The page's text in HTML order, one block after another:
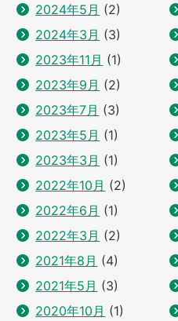
2024年5月 (2)
2024年3月 (3)
2023年11月 (1)
2023年9月 (2)
2023年7月 (3)
2023年5月 (1)
2023年3月 (1)
2022年10月 (2)
2022年6月 (1)
2022年3月 (2)
2021年8月 (4)
2021年5月 (3)
2020年10月 (1)